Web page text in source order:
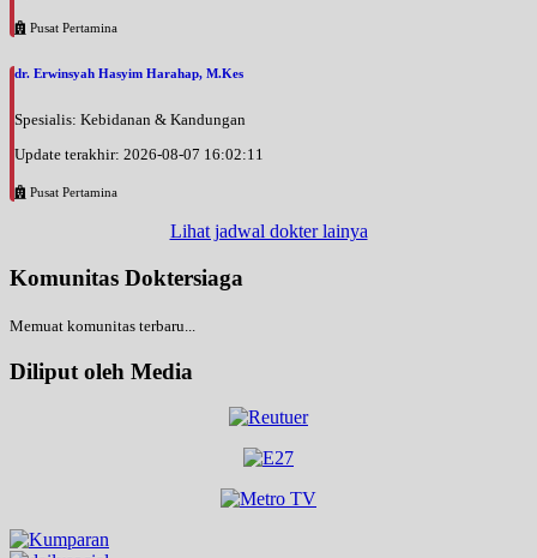
Pusat Pertamina
dr. Erwinsyah Hasyim Harahap, M.Kes
Spesialis: Kebidanan & Kandungan
Update terakhir: 2026-08-07 16:02:11
Pusat Pertamina
Lihat jadwal dokter lainya
Komunitas Doktersiaga
Memuat komunitas terbaru...
Diliput oleh Media